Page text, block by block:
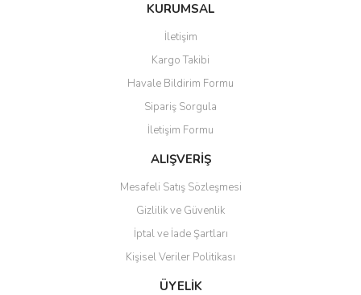
KURUMSAL
İletişim
Kargo Takibi
Havale Bildirim Formu
Sipariş Sorgula
İletişim Formu
ALIŞVERİŞ
Mesafeli Satış Sözleşmesi
Gizlilik ve Güvenlik
İptal ve İade Şartları
Kişisel Veriler Politikası
ÜYELİK